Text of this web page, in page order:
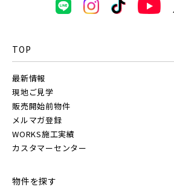
TOP
最新情報
現地ご見学
販売開始前物件
メルマガ登録
WORKS施工実績
カスタマーセンター
物件を探す